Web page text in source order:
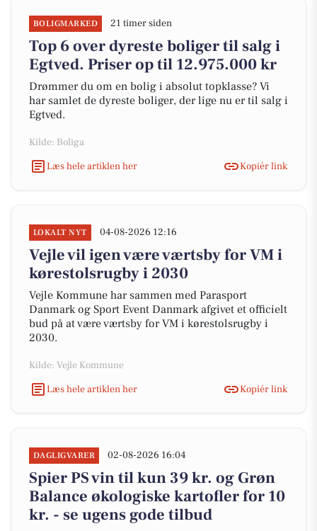
BOLIGMARKED 21 timer siden
Top 6 over dyreste boliger til salg i
Egtved. Priser op til 12.975.000 kr
Drømmer du om en bolig i absolut topklasse? Vi
har samlet de dyreste boliger, der lige nu er til salg i
Egtved.
Kilde: Boliga
Læs hele artiklen her
Kopiér link
LOKALT NYT 04-08-2026 12:16
Vejle vil igen være værtsby for VM i
kørestolsrugby i 2030
Vejle Kommune har sammen med Parasport
Danmark og Sport Event Danmark afgivet et officielt
bud på at være værtsby for VM i kørestolsrugby i
2030.
Kilde: Vejle Kommune
Læs hele artiklen her
Kopiér link
DAGLIGVARER 02-08-2026 16:04
Spier PS vin til kun 39 kr. og Grøn
Balance økologiske kartofler for 10
kr. - se ugens gode tilbud